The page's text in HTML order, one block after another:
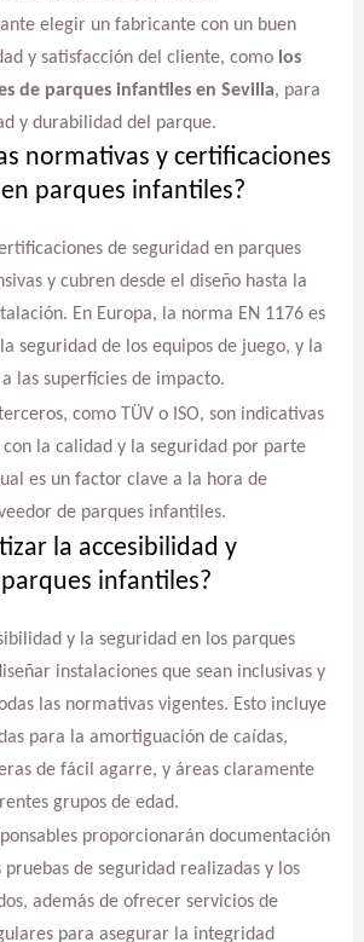
elegir un fabricante con un buen
y satisfacción del cliente, como los
de parques infantiles en Sevilla, para
y durabilidad del parque.
normativas y certificaciones
parques infantiles?
de seguridad en parques
y cubren desde el diseño hasta la
En Europa, la norma EN 1176 es
seguridad de los equipos de juego, y la
las superficies de impacto.
como TÜV o ISO, son indicativas
la calidad y la seguridad por parte
es un factor clave a la hora de
de parques infantiles.
la accesibilidad y
infantiles?
y la seguridad en los parques
instalaciones que sean inclusivas y
las normativas vigentes. Esto incluye
para la amortiguación de caídas,
de fácil agarre, y áreas claramente
grupos de edad.
proporcionarán documentación
de seguridad realizadas y los
además de ofrecer servicios de
para asegurar la integridad